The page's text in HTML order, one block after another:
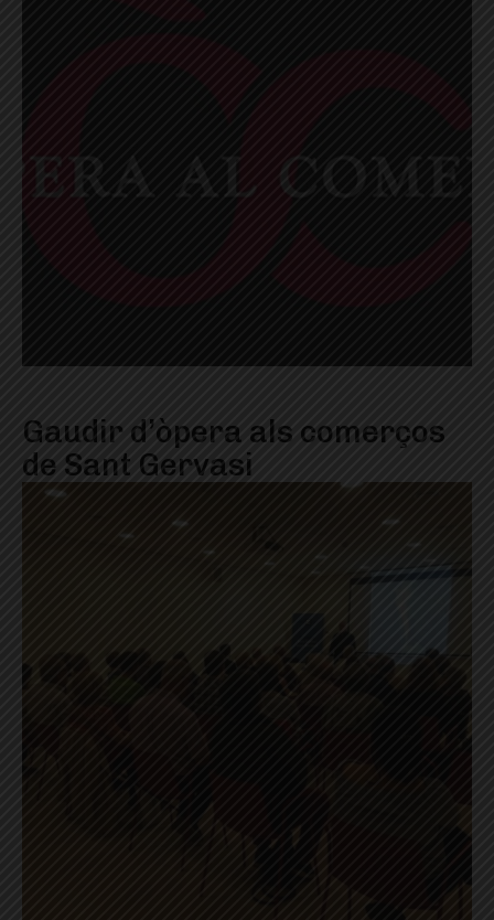
Gaudir d’òpera als comerços
de Sant Gervasi